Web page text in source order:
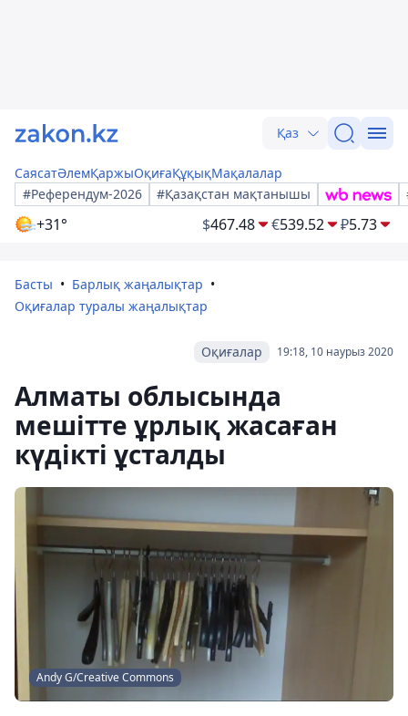
Қаз
СаясатӘлемҚаржыОқиғаҚұқықМақалалар
#Референдум-2026
#Қазақстан мақтанышы
+31° $467.48 €539.52 ₽5.73
Басты
Барлық жаңалықтар
Оқиғалар туралы жаңалықтар
19:18, 10 наурыз 2020
Оқиғалар
Алматы облысында
мешітте ұрлық жасаған
күдікті ұсталды
Andy G/Creative Commons